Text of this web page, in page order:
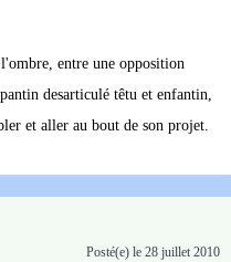
entre une opposition
desarticulé têtu et enfantin,
et aller au bout de son projet.
Posté(e) le 28 juillet 2010